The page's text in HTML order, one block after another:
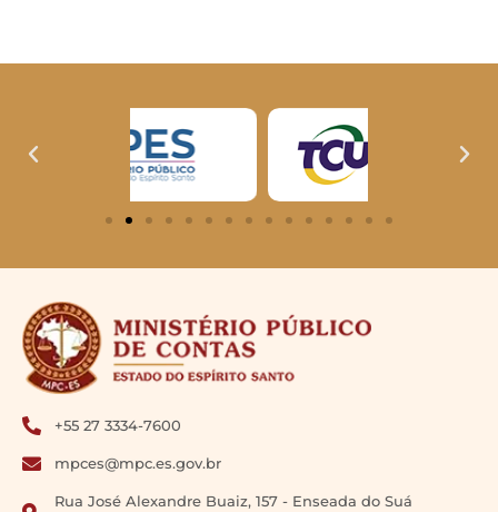
+55 27 3334-7600
mpces@mpc.es.gov.br
Rua José Alexandre Buaiz, 157 - Enseada do Suá